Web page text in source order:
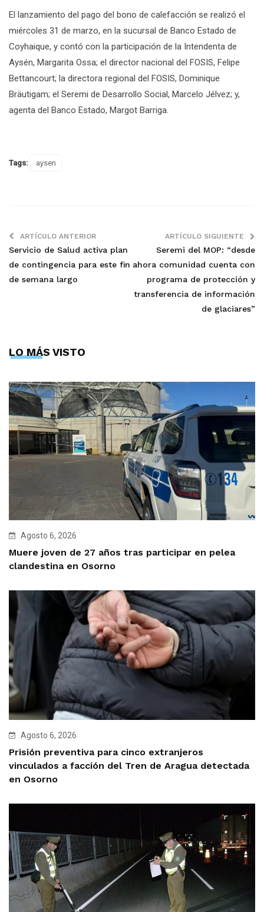
El lanzamiento del pago del bono de calefacción se realizó el
miércoles 31 de marzo, en la sucursal de Banco Estado de
Coyhaique, y contó con la participación de la Intendenta de
Aysén, Margarita Ossa; el director nacional del FOSIS, Felipe
Bettancourt; la directora regional del FOSIS, Dominique
Bräutigam; el Seremi de Desarrollo Social, Marcelo Jélvez; y,
agenta del Banco Estado, Margot Barriga.
Tags: aysen
ARTÍCULO ANTERIOR
Servicio de Salud activa plan
de contingencia para este fin
de semana largo
ARTÍCULO SIGUIENTE
Seremi del MOP: “desde
ahora comunidad cuenta con
programa de protección y
transferencia de información
de glaciares”
LO MÁS VISTO
Agosto 6, 2026
Muere joven de 27 años tras participar en pelea
clandestina en Osorno
Agosto 6, 2026
Prisión preventiva para cinco extranjeros
vinculados a facción del Tren de Aragua detectada
en Osorno